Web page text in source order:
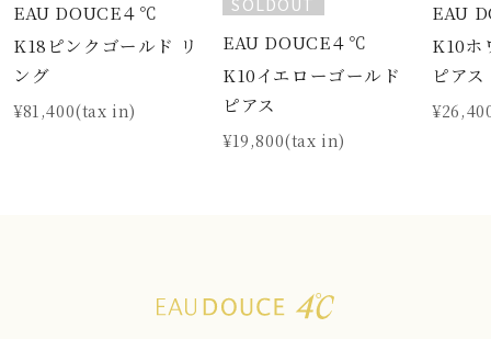
EAU DOUCE４℃
K18ピンクゴールド リ
ング
¥81,400(tax in)
EAU DOUCE４℃
K10イエローゴールド
ピアス
¥19,800(tax in)
EAU
K10ホ
ピアス